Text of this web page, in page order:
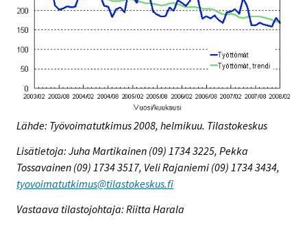
Lähde: Työvoimatutkimus 2008, helmikuu. Tilastokeskus
Lisätietoja: Juha Martikainen (09) 1734 3225, Pekka
Tossavainen (09) 1734 3517, Veli Rajaniemi (09) 1734 3434,
tyovoimatutkimus@tilastokeskus.fi
Vastaava tilastojohtaja: Riitta Harala